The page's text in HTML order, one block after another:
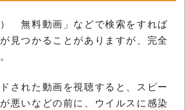
） 無料動画」などで検索をすれば
見つかることがありますが、完全
された動画を視聴すると、スピー
悪いなどの前に、ウイルスに感染